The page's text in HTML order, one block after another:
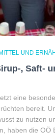
UND
, Saft-
eine
bereit.
zu nutzen
haben die OÖ